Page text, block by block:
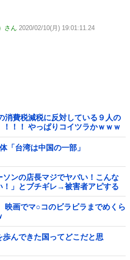
さん 2020/02/10(月) 19:01:11.24
消費税減税に反対している９人の
！！ やっぱりコイツラかｗｗｗ
「台湾は中国の一部」
ソンの店長マジでヤバい！こんな
！」とブチギレ→被害者アピする
とツッコミ殺到ｗｗｗｗｗｗｗ
映画でマ○コのビラビラまでめくら
んできた国ってどこだと思